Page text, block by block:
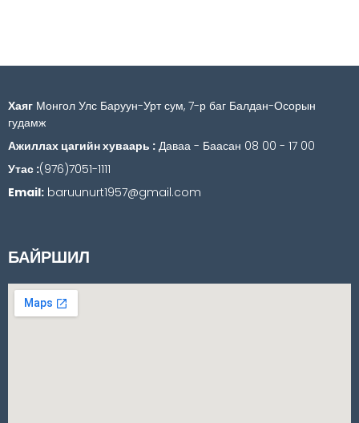
Хаяг Монгол Улс Баруун-Урт сум, 7-р баг Балдан-Осорын
гудамж
Ажиллах цагийн хуваарь : Даваа - Баасан 08 00 - 17 00
Утас :(976)7051-1111
Email: baruunurt1957@gmail.com
БАЙРШИЛ